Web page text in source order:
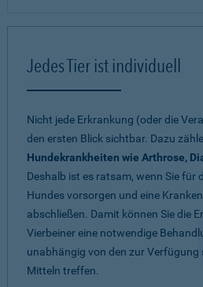
Jedes Tier ist individuell
Nicht jede Erkrankung (oder die
den ersten Blick sichtbar. Dazu
Hundekrankheiten wie Arthrose,
Deshalb ist es ratsam, wenn Sie für
Hundes vorsorgen und eine
abschließen. Damit können Sie die
Vierbeiner eine notwendige
unabhängig von den zur Verfügung
Mitteln treffen.